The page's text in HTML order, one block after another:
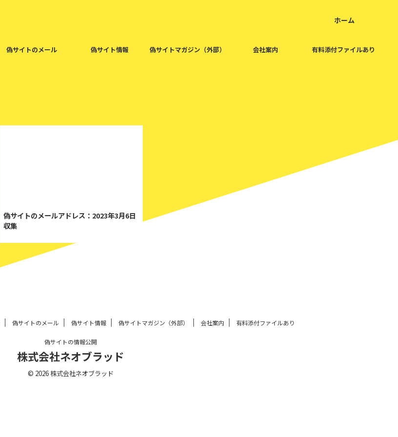
ホーム
偽サイトのメール 偽サイト情報 偽サイトマガジン（外部） 会社案内 有料添付ファイルあり
偽サイトのメールアドレス：2023年3月6日
収集
偽サイトのメール 偽サイト情報 偽サイトマガジン（外部） 会社案内 有料添付ファイルあり
偽サイトの情報公開
株式会社ネオブラッド
© 2026 株式会社ネオブラッド